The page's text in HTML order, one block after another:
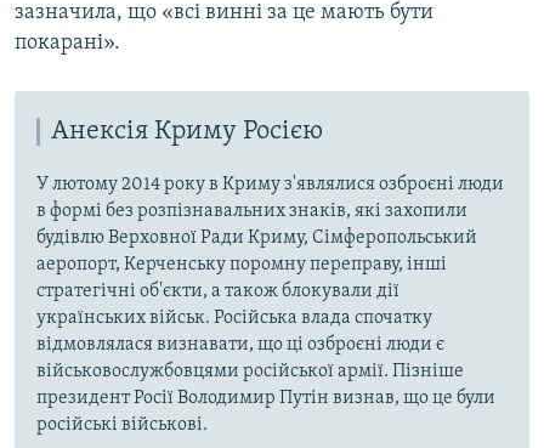
зазначила, що «всі винні за це мають бути
покарані».
Анексія Криму Росією
У лютому 2014 року в Криму з'являлися озброєні люди
в формі без розпізнавальних знаків, які захопили
будівлю Верховної Ради Криму, Сімферопольський
аеропорт, Керченську поромну переправу, інші
стратегічні об'єкти, а також блокували дії
українських військ. Російська влада спочатку
відмовлялася визнавати, що ці озброєні люди є
військовослужбовцями російської армії. Пізніше
президент Росії Володимир Путін визнав, що це були
російські військові.